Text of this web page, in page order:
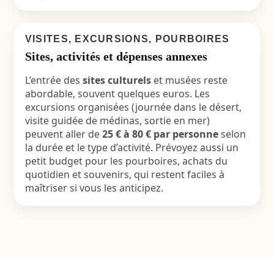
VISITES, EXCURSIONS, POURBOIRES
Sites, activités et dépenses annexes
L’entrée des sites culturelset musées reste
abordable, souvent quelques euros. Les
excursions organisées (journée dans le désert,
visite guidée de médinas, sortie en mer)
peuvent aller de25 € à 80 € par personneselon
la durée et le type d’activité. Prévoyez aussi un
petit budget pour les pourboires, achats du
quotidien et souvenirs, qui restent faciles à
maîtriser si vous les anticipez.